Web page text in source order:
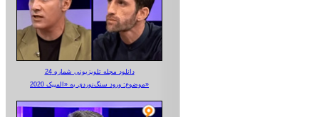
دانلود مجله تلویزیونی شماره 24
موضوع: ورود سنگ‌نوردی به «المپیک 2020»